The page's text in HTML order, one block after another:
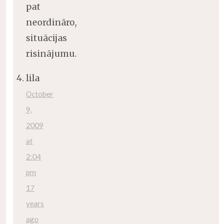
pat
neordināro,
situācijas
risinājumu.
lila
October
9,
2009
at
2:04
pm
17
years
ago